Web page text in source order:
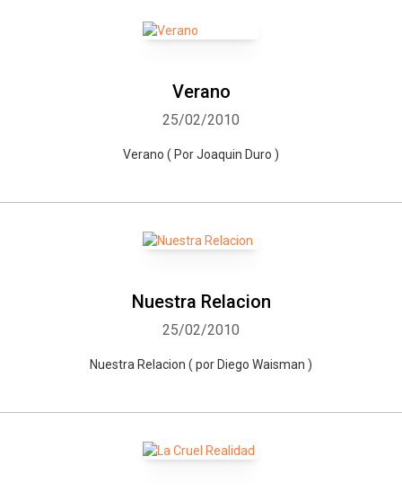
Verano
25/02/2010
Verano ( Por Joaquin Duro )
Nuestra Relacion
25/02/2010
Nuestra Relacion ( por Diego Waisman )